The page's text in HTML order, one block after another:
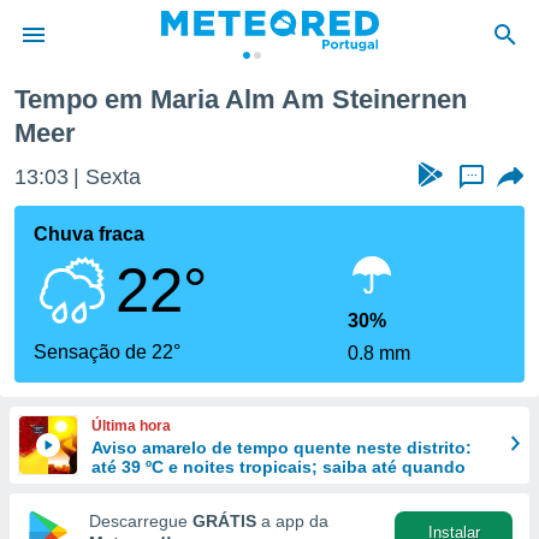
da
foi
para
fornecidas
e
forma
Tempo em Maria Alm Am Steinernen
Meer
13:03 Sexta ...
Chuva fraca
22°
Sensação de 22°
30%
0.8 mm
Última hora
Aviso amarelo de tempo quente neste distrito:
até 39 ºC e noites tropicais; saiba até quando
Descarregue GRÁTIS a app da
Instalar